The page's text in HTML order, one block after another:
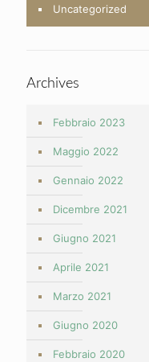
Uncategorized
Archives
Febbraio 2023
Maggio 2022
Gennaio 2022
Dicembre 2021
Giugno 2021
Aprile 2021
Marzo 2021
Giugno 2020
Febbraio 2020